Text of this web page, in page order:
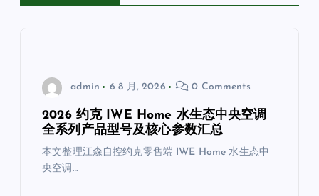
admin 6 8 月, 2026 0 Comments
2026 约克 IWE Home 水生态中央空调
全系列产品型号及核心参数汇总
本文整理江森自控约克零售端 IWE Home 水生态中
央空调…